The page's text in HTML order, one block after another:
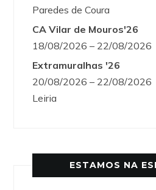
Paredes de Coura
CA Vilar de Mouros'26
18/08/2026 – 22/08/2026
Extramuralhas '26
20/08/2026 – 22/08/2026
Leiria
ESTAMOS NA